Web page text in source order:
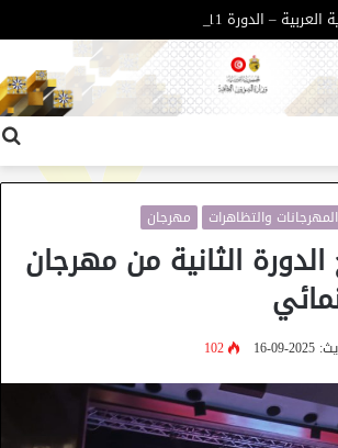
العربية – الدورة 11
المهرجانات والتظاهرات مهرجان
الثانية من مهرجان
16
102